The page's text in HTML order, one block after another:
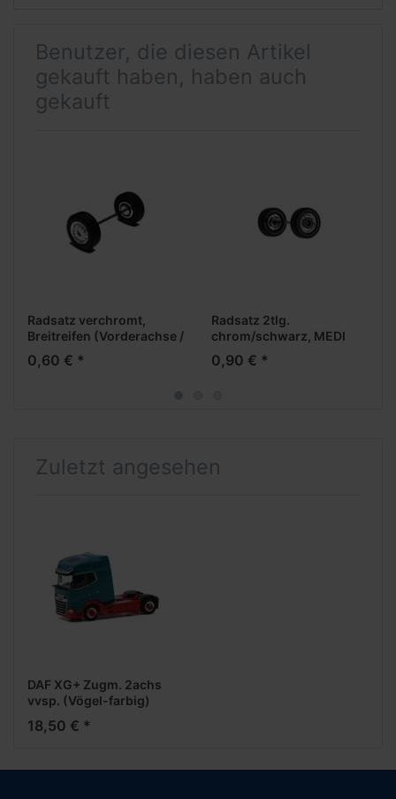
Benutzer, die diesen Artikel
gekauft haben, haben auch
gekauft
Radsatz verchromt,
Breitreifen (Vorderachse /
Aufliegerachse)
0,60 € *
Radsatz 2tlg.
chrom/schwarz, MEDI
Breitreifen (Vorderachse /
Aufliegerachse)
0,90 € *
Zuletzt angesehen
DAF XG+ Zugm. 2achs
vvsp. (Vögel-farbig)
18,50 € *